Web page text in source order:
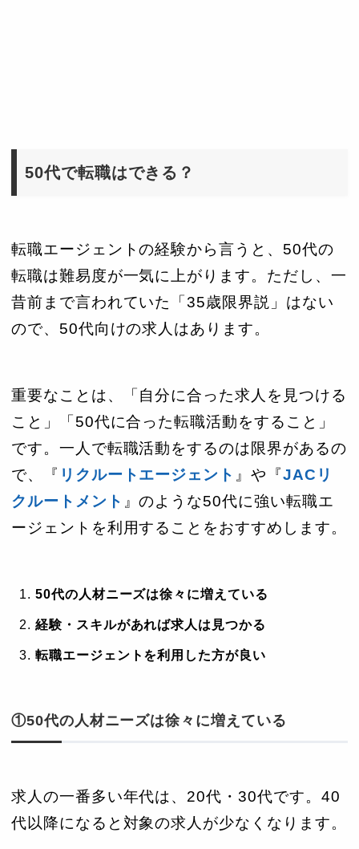
50代で転職はできる？
転職エージェントの経験から言うと、50代の
転職は難易度が一気に上がります。ただし、一
昔前まで言われていた「35歳限界説」はない
ので、50代向けの求人はあります。
重要なことは、「自分に合った求人を見つける
こと」「50代に合った転職活動をすること」
です。一人で転職活動をするのは限界があるの
で、『 リクルートエージェント 』や『JACリ
クルートメント 』のような50代に強い転職エ
ージェントを利用することをおすすめします。
50代の人材ニーズは徐々に増えている
経験・スキルがあれば求人は見つかる
転職エージェントを利用した方が良い
①50代の人材ニーズは徐々に増えている
求人の一番多い年代は、20代・30代です。40
代以降になると対象の求人が少なくなります。